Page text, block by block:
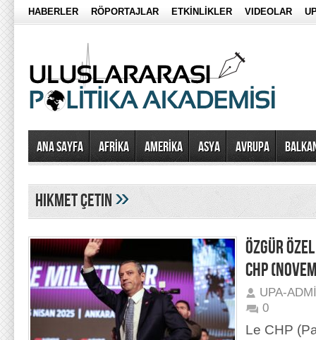
HABERLER RÖPORTAJLAR ETKİNLİKLER VIDEOLAR
Ana Sayfa AFRİKA AMERİKA ASYA AVRUPA
hikmet çetin»
ÖZGÜR
CHP
UPA-
0
Le CHP